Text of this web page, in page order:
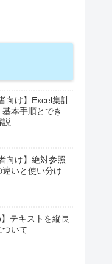
向け】Excel集計
本手順とでき
向け】絶対参照
違いと使い分け
】テキストを縦長
ついて